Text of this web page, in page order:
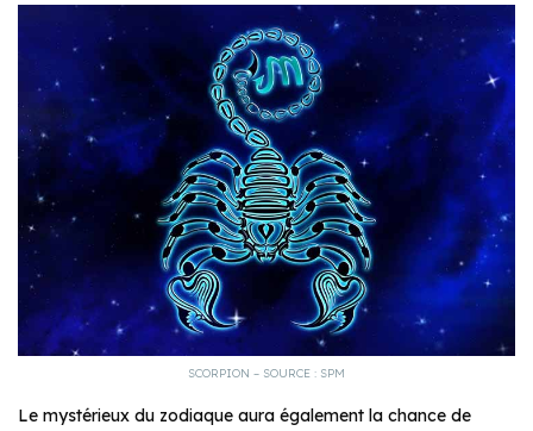
SCORPION – SOURCE : SPM
Le mystérieux du zodiaque aura également la chance de